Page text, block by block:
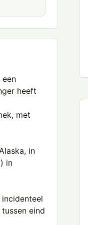
heeft
met
in
in
eind